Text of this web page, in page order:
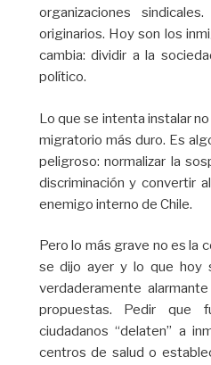
organizaciones
originarios. Hoy son los
cambia: dividir a la
político.
Lo que se intenta instalar
migratorio más duro. Es
peligroso: normalizar la
discriminación y convertir
enemigo interno de Chile.
Pero lo más grave no es la
se dijo ayer y lo que hoy
verdaderamente
propuestas. Pedir que
ciudadanos “delaten” a
centros de salud o